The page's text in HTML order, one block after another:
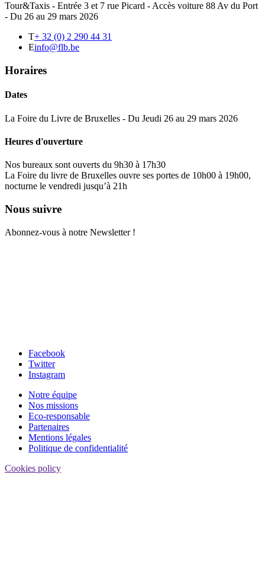
Tour&Taxis - Entrée 3 et 7 rue Picard - Accès voiture 88 Av du Port
- Du 26 au 29 mars 2026
T+ 32 (0) 2 290 44 31
Einfo@flb.be
Horaires
Dates
La Foire du Livre de Bruxelles - Du Jeudi 26 au 29 mars 2026
Heures d'ouverture
Nos bureaux sont ouverts du 9h30 à 17h30
La Foire du livre de Bruxelles ouvre ses portes de 10h00 à 19h00,
nocturne le vendredi jusqu’à 21h
Nous suivre
Abonnez-vous à notre Newsletter !
Facebook
Twitter
Instagram
Notre équipe
Nos missions
Eco-responsable
Partenaires
Mentions légales
Politique de confidentialité
Cookies policy